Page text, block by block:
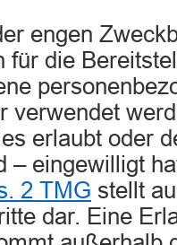
engen
für die
verwendet
erlaubt oder
– eingewilligt
2 TMG stellt
dar. Eine